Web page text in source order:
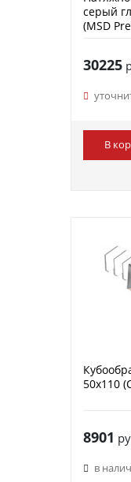
серый
(MSD
30225
В
50х110
8901
в